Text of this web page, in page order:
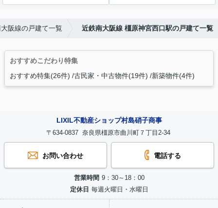
阪線の戸建て一覧 近鉄南大阪線 橿原神宮西口駅の戸建て一覧
おすすめこだわり特集
おすすめ特集(26件) 古民家・中古物件(19件) 新築物件(4件)
LIXIL不動産ショップ村島硝子商事
〒634-0837 奈良県橿原市曲川町７丁目2-34
お問い合わせ 電話する
営業時間 9：30～18：00
定休日 毎週火曜日・水曜日